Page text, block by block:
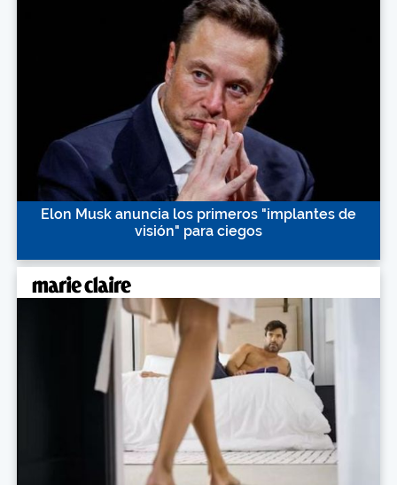
Elon Musk anuncia los primeros "implantes de
visión" para ciegos